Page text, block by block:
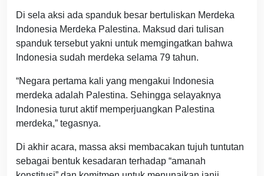
Di sela aksi ada spanduk besar bertuliskan Merdeka
Indonesia Merdeka Palestina. Maksud dari tulisan
spanduk tersebut yakni untuk memgingatkan bahwa
Indonesia sudah merdeka selama 79 tahun.
“Negara pertama kali yang mengakui Indonesia
merdeka adalah Palestina. Sehingga selayaknya
Indonesia turut aktif memperjuangkan Palestina
merdeka,” tegasnya.
Di akhir acara, massa aksi membacakan tujuh tuntutan
sebagai bentuk kesadaran terhadap “amanah